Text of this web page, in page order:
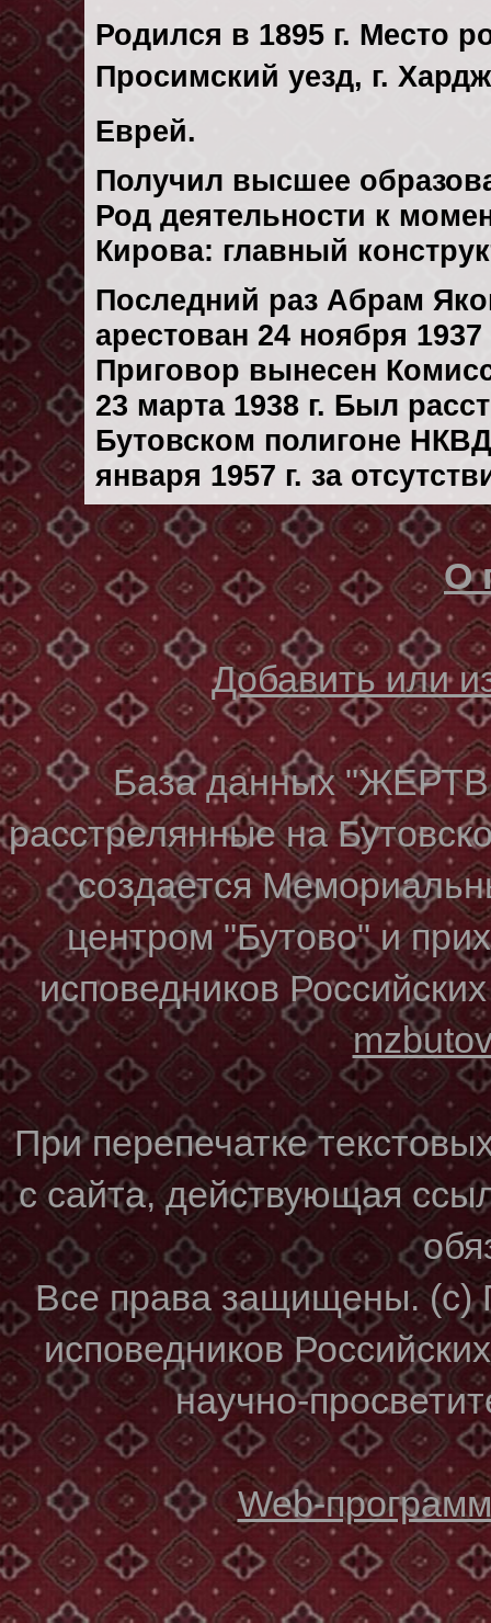
Родился в 1895 г. Место
Просимский уезд, г.
Еврей.
Получил высшее
Род деятельности к
Кирова: главный
Последний раз Абрам
арестован 24 ноября 1937
Приговор вынесен
23 марта 1938 г. Был
Бутовском полигоне
января 1957 г. за
О
Добавить или
База данных
расстрелянные на
создается
центром "Бутово" и
исповедников
При перепечатке
с сайта, действующая
Все права защищены. (с)
исповедников
научно-
Web-